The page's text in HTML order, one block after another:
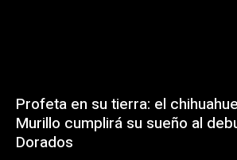
Profeta en su tierra: el
Murillo cumplirá su sueño al
Dorados